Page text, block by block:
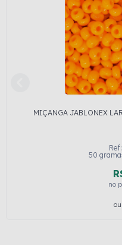
MIÇANGA JABLONEX
50
no
ou